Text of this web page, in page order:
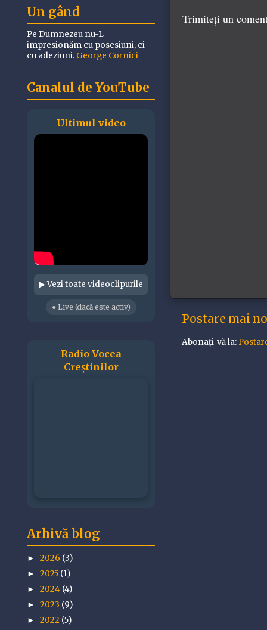
Trimiteți un
Postare mai
Abonați-vă la:
Un gând
Pe Dumnezeu nu-L
impresionăm cu posesiuni, ci
cu adeziuni. George Cornici
Canalul de YouTube
Ultimul video
▶ Vezi toate videoclipurile
● Live (dacă este activ)
Radio Vocea
Creștinilor
Arhivă blog
► 2026 (3)
► 2025 (1)
► 2024 (4)
► 2023 (9)
► 2022 (5)